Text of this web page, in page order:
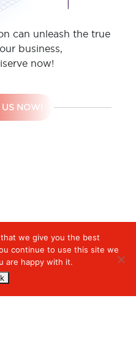
can unleash the true
business,
now!
NOW!
we give you the best
continue to use this site we
are happy with it.
Platform)